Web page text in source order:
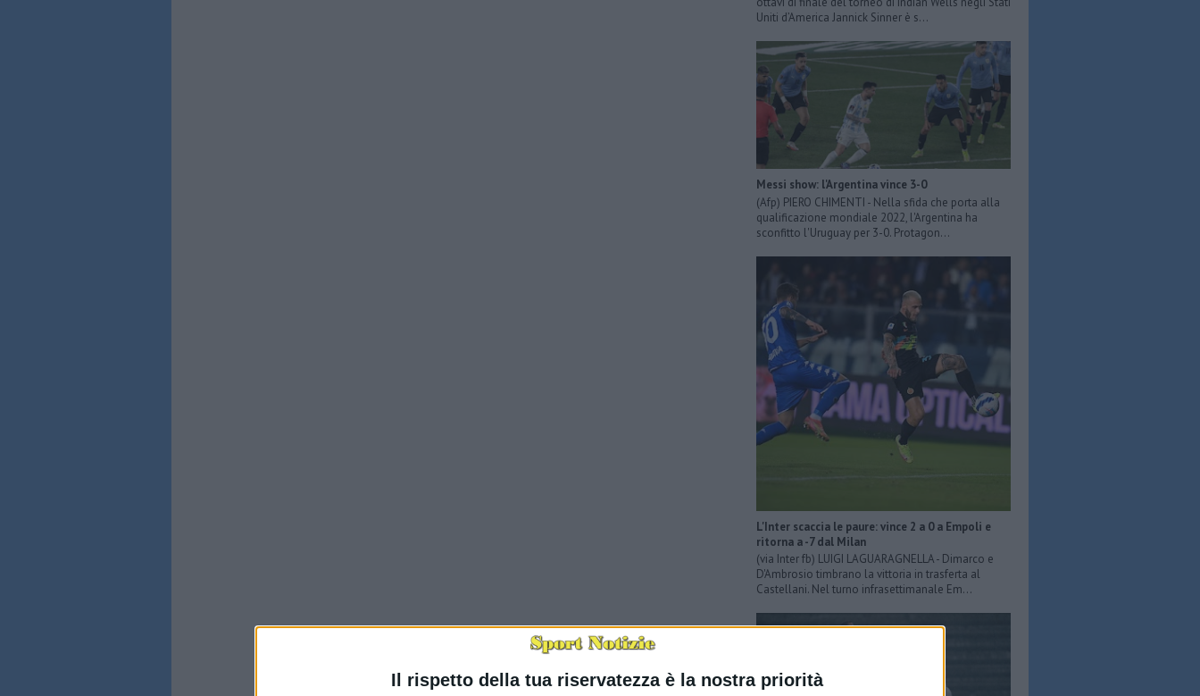
Il rispetto della tua riservatezza è la nostra priorità
Uniti d’America Jannick Sinner è s...
Messi show: l'Argentina vince 3-0
(Afp) PIERO CHIMENTI - Nella sfida che porta alla
qualificazione mondiale 2022, l'Argentina ha
sconfitto l'Uruguay per 3-0. Protagon...
L'Inter scaccia le paure: vince 2 a 0 a Empoli e
ritorna a -7 dal Milan
(via Inter fb) LUIGI LAGUARAGNELLA - Dimarco e
D'Ambrosio timbrano la vittoria in trasferta al
Castellani. Nel turno infrasettimanale Em...